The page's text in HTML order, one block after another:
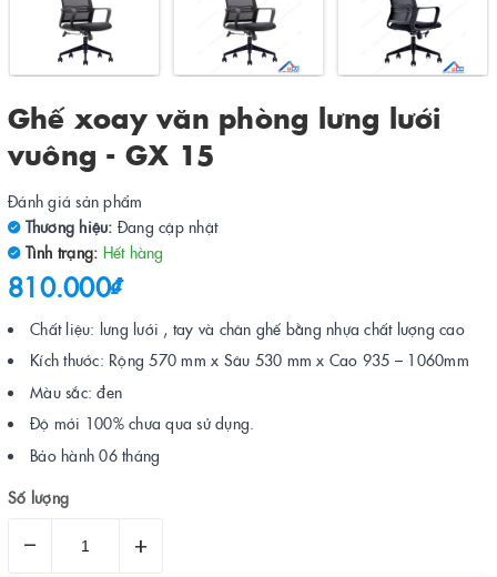
Ghế xoay văn phòng lưng lưới
vuông - GX 15
Đánh giá sản phẩm
Thương hiệu: Đang cập nhật
Tình trạng: Hết hàng
810.000₫
Chất liệu: lưng lưới , tay và chân ghế bằng nhựa chất lượng cao
Kích thước: Rộng 570 mm x Sâu 530 mm x Cao 935 – 1060mm
Màu sắc: đen
Độ mới 100% chưa qua sử dụng.
Bảo hành 06 tháng
Số lượng
– +